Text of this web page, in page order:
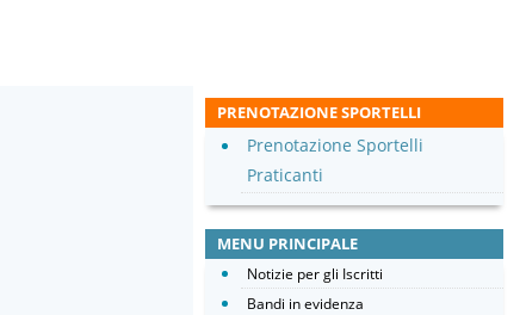
PRENOTAZIONE SPORTELLI
Prenotazione Sportelli
Praticanti
MENU PRINCIPALE
Notizie per gli Iscritti
Bandi in evidenza